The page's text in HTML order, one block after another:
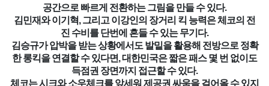
공간으로 빠르게 전환하는 그림을 만들 수 있다.
김민재와 이기혁, 그리고 이강인의 장거리 킥 능력은 체코의 전
진 수비를 단번에 흔들 수 있는 무기다.
김승규가 압박을 받는 상황에서도 발밑을 활용해 전방으로 정확
한 롱킥을 연결할 수 있다면, 대한민국은 짧은 패스 몇 번 없이도
득점권 장면까지 접근할 수 있다.
체코는 시크와 소우체크를 앞세워 제공권 싸움을 걸어올 수 있지